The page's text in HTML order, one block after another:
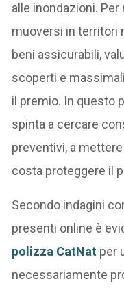
alle inondazioni. Per
muoversi in territori
beni assicurabili,
scoperti e
il premio. In questo
spinta a cercare
preventivi, a
costa proteggere il
Secondo indagini
presenti online è
polizza CatNat per
necessariamente